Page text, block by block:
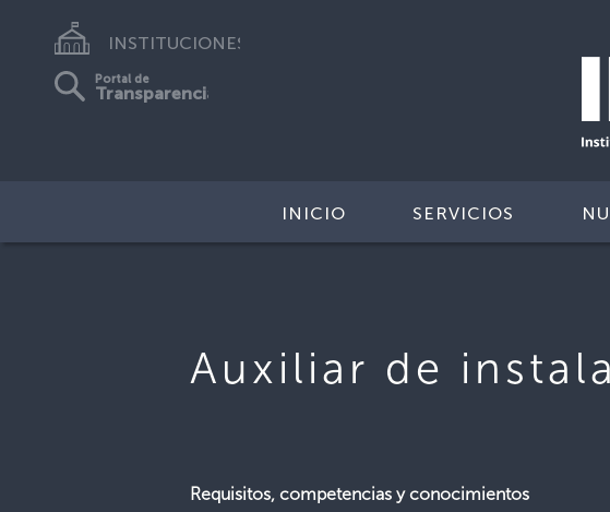
INSTITUCIONES
Portal de
Transparencia
INICIO SERVICIOS
Auxiliar de
Requisitos, competencias y conocimientos